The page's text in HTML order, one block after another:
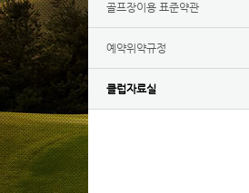
골프장이용 표준약관
예약위약규정
클럽자료실